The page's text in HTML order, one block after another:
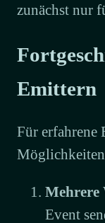
zunächst nur
Emittern
Für erfahrene
Mehrere
Event